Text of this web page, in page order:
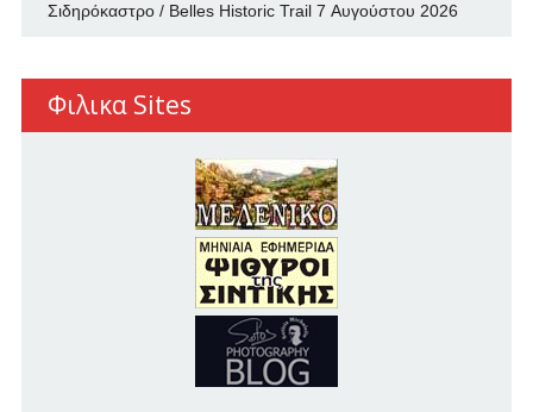
Σιδηρόκαστρο / Belles Historic Trail 7 Αυγούστου 2026
Φιλικα Sites